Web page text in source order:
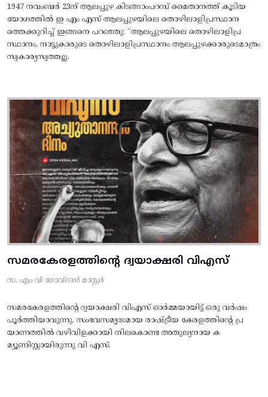
1947 നവംബർ 23ന് ആലപ്പുഴ കിടങ്ങാംപറമ്പ്‌ മൈതാനത്ത്‌ കൂടിയ
യോഗത്തിൽ ഇ എം എസ് ആലപ്പുഴയിലെ തൊഴിലാളിപ്രസ്ഥാന
ത്തെക്കുറിച്ച് ഇങ്ങനെ പറഞ്ഞു: “ആലപ്പുഴയിലെ തൊഴിലാളിപ്ര
സ്ഥാനം, നാട്ടുകാരുടെ തൊഴിലാളിപ്രസ്ഥാനം ആലപ്പുഴക്കാരുടെമാത്രം
സ്വകാര്യസ്വത്തല്ല.
സമരകേരളത്തിൻ്റെ ദ്വയാക്ഷരി വിഎസ്
സ. എം വി ഗോവിന്ദൻ മാസ്റ്റർ
സമരകേരളത്തിൻ്റെ ദ്വയാക്ഷരി വിഎസ് ഓർമ്മയായിട്ട് ഒരു വർഷം
പൂർത്തിയാവുന്നു. സംഭവസമൃദ്ധമായ രാഷ്ട്രീയ കേരളത്തിന്റെ പ്ര
യാണത്തിൽ വഴിവിളക്കായി നിലകൊണ്ട അതുല്യനായ ക
മ്യൂണിസ്റ്റായിരുന്നു വി എസ്.